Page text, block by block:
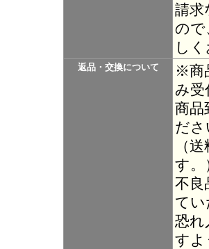
請求
ので
し
返品・交換について
※商
み受
商品
だ
（
す。
不良
て
恐れ
すよ